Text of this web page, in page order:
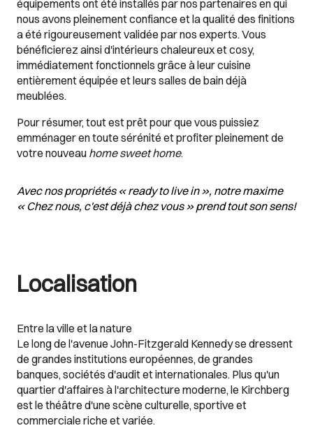
équipements ont été installés par nos partenaires en qui
nous avons pleinement confiance et la qualité des finitions
a été rigoureusement validée par nos experts. Vous
bénéficierez ainsi d'intérieurs chaleureux et cosy,
immédiatement fonctionnels grâce à leur cuisine
entièrement équipée et leurs salles de bain déjà
meublées.
Pour résumer, tout est prêt pour que vous puissiez
emménager en toute sérénité et profiter pleinement de
votre nouveau home sweet home.
Avec nos propriétés « ready to live in », notre maxime
« Chez nous, c'est déjà chez vous » prend tout son sens!
Localisation
Entre la ville et la nature
Le long de l'avenue John-Fitzgerald Kennedy se dressent
de grandes institutions européennes, de grandes
banques, sociétés d'audit et internationales. Plus qu'un
quartier d'affaires à l'architecture moderne, le Kirchberg
est le théâtre d'une scène culturelle, sportive et
commerciale riche et variée.